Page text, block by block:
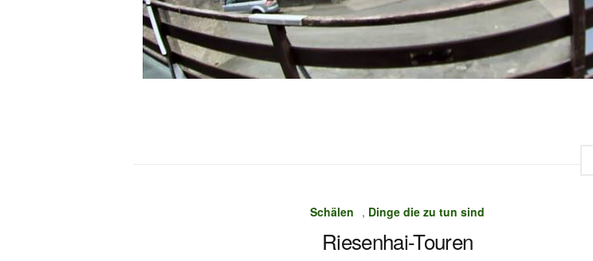
Schälen , Dinge die zu tun sind
Riesenhai-Touren